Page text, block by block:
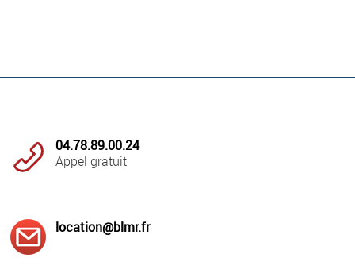
04.78.89.00.24
Appel gratuit
location@blmr.fr